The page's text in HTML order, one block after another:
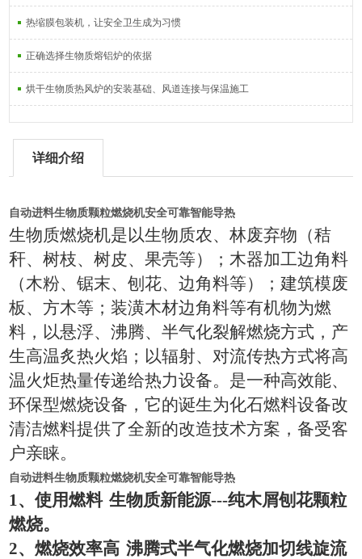
热缩膜包装机，让安全卫生成为习惯
正确选择生物质熔铝炉的依据
烘干生物质热风炉的安装基础、风道连接与保温施工
详细介绍
自动进料生物质颗粒燃烧机安全可靠智能导热
生物质燃烧机是以生物质农、林废弃物（秸
秆、树枝、树皮、果壳等）；木器加工边角料
（木粉、锯末、刨花、边角料等）；建筑模废
板、方木等；装潢木材边角料等有机物为燃
料，以悬浮、沸腾、半气化裂解燃烧方式，产
生高温炙热火焰；以辐射、对流传热方式将高
温火炬热量传递给热力设备。是一种高效能、
环保型燃烧设备，它的诞生为化石燃料设备改
清洁燃料提供了全新的改造技术方案，备受客
户亲睐。
自动进料生物质颗粒燃烧机安全可靠智能导热
1、使用燃料 生物质新能源---纯木屑刨花颗粒
燃烧。
2、燃烧效率高 沸腾式半气化燃烧加切线旋流